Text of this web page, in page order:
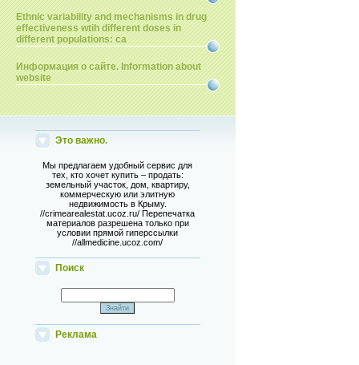
Ethnic variability and mechanisms in drug
effectiveness wtih different doses in
different populations: ca
Информация о сайте. Information about
website
Это важно.
Мы предлагаем удобный сервис для
тех, кто хочет купить – продать:
земельный участок, дом, квартиру,
коммерческую или элитную
недвижимость в Крыму.
//crimearealestat.ucoz.ru/ Перепечатка
материалов разрешена только при
условии прямой гиперссылки
//allmedicine.ucoz.com/
Поиск
Реклама